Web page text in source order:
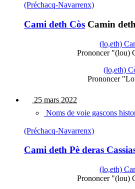
(Préchacq-Navarrenx)
Cami deth Còs Camin
(lo,eth)
Prononcer "(lou)
(lo,eth)
Prononcer
25 mars 2022
Noms de voie gascons
(Préchacq-Navarrenx)
Cami deth Pè deras
(lo,eth)
Prononcer "(lou)